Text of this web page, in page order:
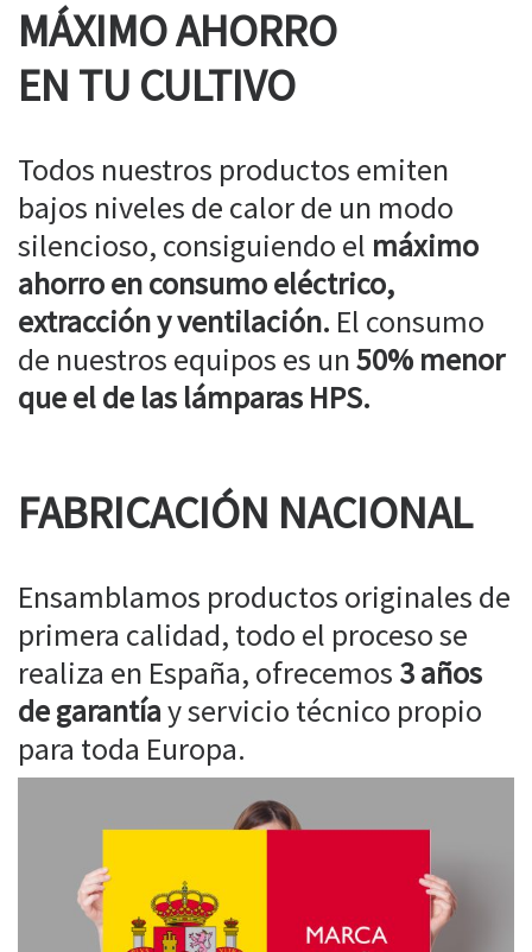
MÁXIMO AHORRO
EN TU CULTIVO
Todos nuestros productos emiten
bajos niveles de calor de un modo
silencioso, consiguiendo el máximo
ahorro en consumo eléctrico,
extracción y ventilación. El consumo
de nuestros equipos es un50% menor
que el de las lámparas HPS.
FABRICACIÓN NACIONAL
Ensamblamos productos originales de
primera calidad, todo el proceso se
realiza en España, ofrecemos 3 años
de garantíay servicio técnico propio
para toda Europa.